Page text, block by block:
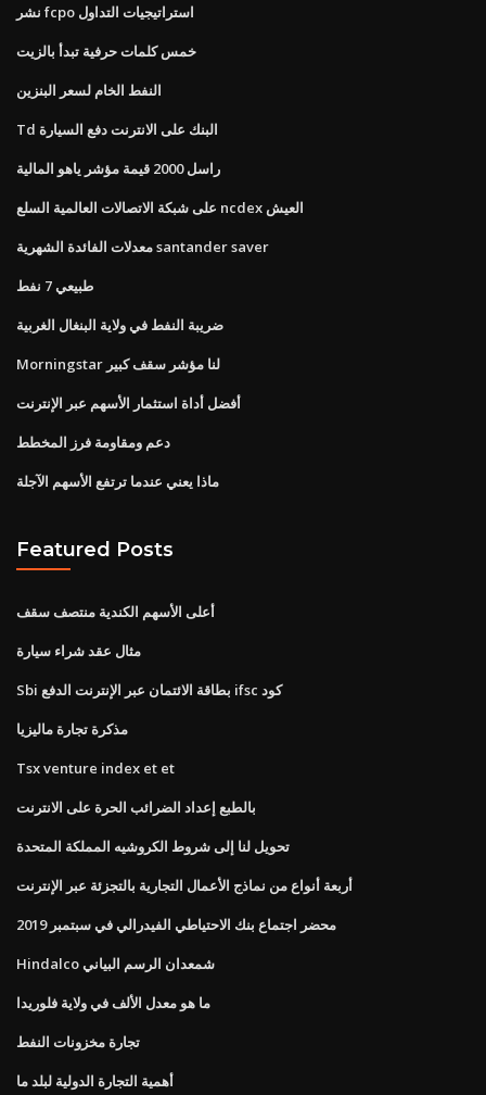
نشر fcpo استراتيجيات التداول
خمس كلمات حرفية تبدأ بالزيت
النفط الخام لسعر البنزين
Td البنك على الانترنت دفع السيارة
راسل 2000 قيمة مؤشر ياهو المالية
على شبكة الاتصالات العالمية السلع ncdex العيش
معدلات الفائدة الشهرية santander saver
طبيعي 7 نفط
ضريبة النفط في ولاية البنغال الغربية
Morningstar لنا مؤشر سقف كبير
أفضل أداة استثمار الأسهم عبر الإنترنت
دعم ومقاومة فرز المخطط
ماذا يعني عندما ترتفع الأسهم الآجلة
Featured Posts
أعلى الأسهم الكندية منتصف سقف
مثال عقد شراء سيارة
Sbi بطاقة الائتمان عبر الإنترنت الدفع ifsc كود
مذكرة تجارة ماليزيا
Tsx venture index et et
بالطبع إعداد الضرائب الحرة على الانترنت
تحويل لنا إلى شروط الكروشيه المملكة المتحدة
أربعة أنواع من نماذج الأعمال التجارية بالتجزئة عبر الإنترنت
محضر اجتماع بنك الاحتياطي الفيدرالي في سبتمبر 2019
Hindalco شمعدان الرسم البياني
ما هو معدل الألف في ولاية فلوريدا
تجارة مخزونات النفط
أهمية التجارة الدولية لبلد ما